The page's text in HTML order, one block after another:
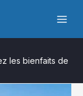
les bienfaits de